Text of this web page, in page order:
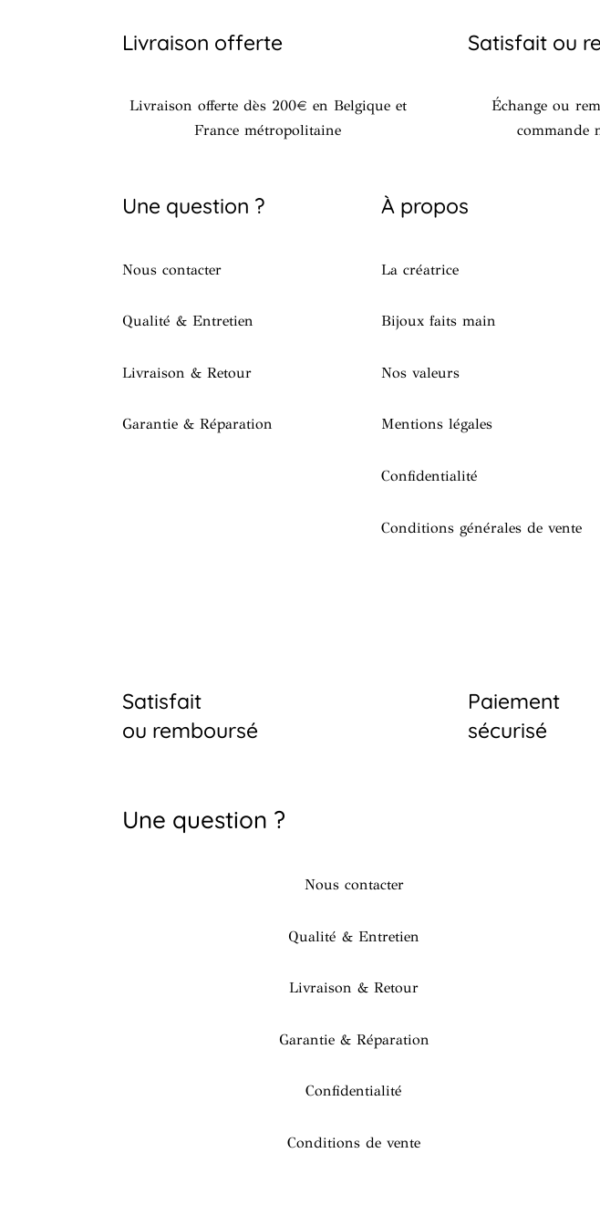
Livraison offerte
Livraison offerte dès 200€ en Belgique et
France métropolitaine
Satisfait ou
Échange ou
commande
Une question ?
Nous contacter
Qualité & Entretien
Livraison & Retour
Garantie & Réparation
À propos
La créatrice
Bijoux faits main
Nos valeurs
Mentions légales
Confidentialité
Conditions générales de vente
Satisfait
ou remboursé
Paiement
sécurisé
Une question ?
Nous contacter
Qualité & Entretien
Livraison & Retour
Garantie & Réparation
Confidentialité
Conditions de vente